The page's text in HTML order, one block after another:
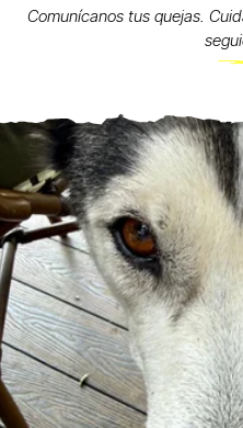
Comunícanos tus quejas.